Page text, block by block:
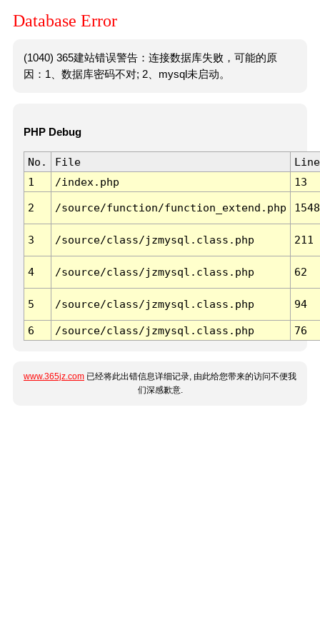
Database Error
(1040) 365建站错误警告：连接数据库失败，可能的原
因：1、数据库密码不对; 2、mysql未启动。
PHP Debug
No. File
Line
1
/index.php 13
2 /source/function/function_extend.php 1548
3 /source/class/jzmysql.class.php 211
4 /source/class/jzmysql.class.php 62
5 /source/class/jzmysql.class.php 94
6 /source/class/jzmysql.class.php 76
www.365jz.com 已经将此出错信息详细记录, 由此给您带来的访问不便我
们深感歉意.